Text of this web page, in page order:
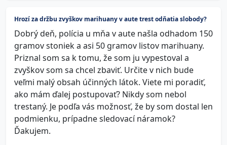
Hrozí za držbu zvyškov marihuany v aute trest odňatia slobody?
Dobrý deň, polícia u mňa v aute našla odhadom 150
gramov stoniek a asi 50 gramov listov marihuany.
Priznal som sa k tomu, že som ju vypestoval a
zvyškov som sa chcel zbaviť. Určite v nich bude
veľmi malý obsah účinných látok. Viete mi poradiť,
ako mám ďalej postupovať? Nikdy som nebol
trestaný. Je podľa vás možnosť, že by som dostal len
podmienku, prípadne sledovací náramok?
Ďakujem.